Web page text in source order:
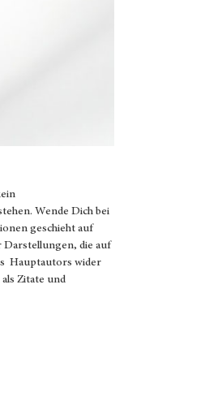
Wende Dich bei
geschieht auf
die auf
Hauptautors wider
Zitate und